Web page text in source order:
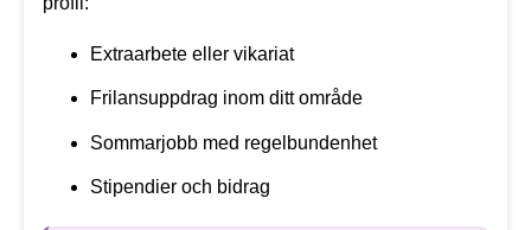
Extraarbete eller vikariat
Frilansuppdrag inom ditt område
Sommarjobb med regelbundenhet
Stipendier och bidrag